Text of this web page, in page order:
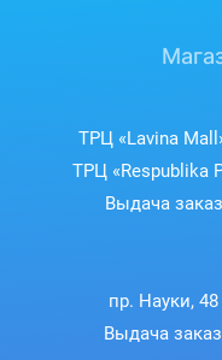
ТРЦ «Lavina
ТРЦ «Respublika
Выдача
пр. Науки,
Выдача